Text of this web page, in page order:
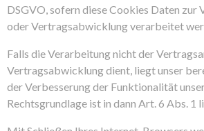
DSGVO, sofern diese Cookies Daten zur
oder Vertragsabwicklung verarbeitet
Falls die Verarbeitung nicht der
Vertragsabwicklung dient, liegt unser
der Verbesserung der Funktionalität
Rechtsgrundlage ist in dann Art. 6 Abs. 1